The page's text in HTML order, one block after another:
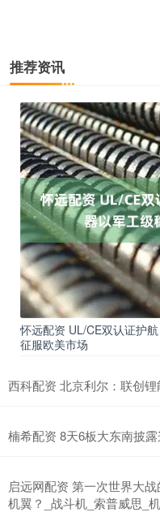
推荐资讯
怀远配资 UL/CE双认证护
征服欧美市场
西科配资 北京利尔：联创
楠希配资 8天6板大东南披
启远网配资 第一次世界大
机翼？_战斗机_索普威思_